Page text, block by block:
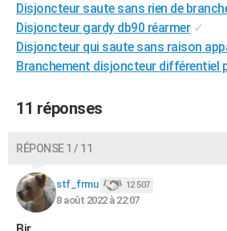
Bricolage
Lifestyle
Culture
Sport
Auto
Television
Voyage
Cinema
Disjoncteur saute sans rien de
Disjoncteur gardy db90 réarmer ✓
Disjoncteur qui saute sans raison
Branchement disjoncteur différentiel
11 réponses
RÉPONSE 1 / 11
stf_frmu 12 507
8 août 2022 à 22:07